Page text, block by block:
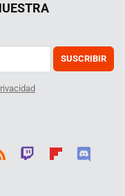
SUSCRIBIR